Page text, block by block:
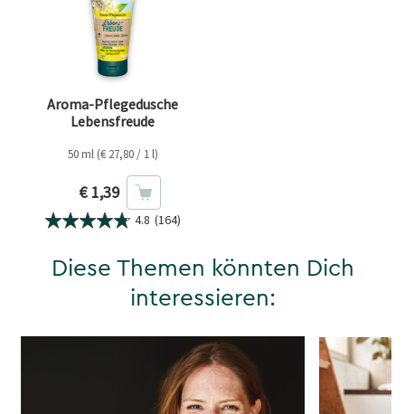
Aroma-Pflegedusche
Lebensfreude
50 ml (€ 27,80 / 1 l)
Aktueller Preis
€ 1,39
4.8 (164)
Diese Themen könnten Dich
interessieren: